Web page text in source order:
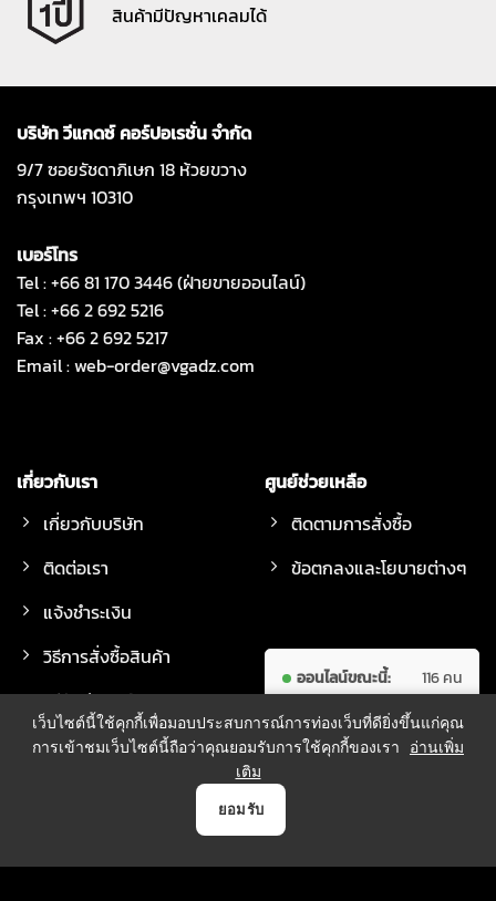
สินค้ามีปัญหาเคลมได้
บริษัท วีแกดซ์ คอร์ปอเรชั่น จำกัด
9/7 ซอยรัชดาภิเษก 18 ห้วยขวาง
กรุงเทพฯ 10310
เบอร์โทร
Tel : +66 81 170 3446 (ฝ่ายขายออนไลน์)
Tel : +66 2 692 5216
Fax : +66 2 692 5217
Email :web-order@vgadz.com
เกี่ยวกับเรา
เกี่ยวกับบริษัท
ติดต่อเรา
แจ้งชำระเงิน
วิธีการสั่งซื้อสินค้า
วิธีจัดส่งสินค้า
ศูนย์ช่วยเหลือ
ติดตามการสั่งซื้อ
ข้อตกลงและโยบายต่างๆ
ออนไลน์ขณะนี้:
116 คน
ทั้งหมด:
7,582,726
คน
เว็บไซต์นี้ใช้คุกกี้เพื่อมอบประสบการณ์การท่องเว็บที่ดียิ่งขึ้นแก่คุณ
การเข้าชมเว็บไซต์นี้ถือว่าคุณยอมรับการใช้คุกกี้ของเรา
อ่านเพิ่ม
เติม
ยอมรับ